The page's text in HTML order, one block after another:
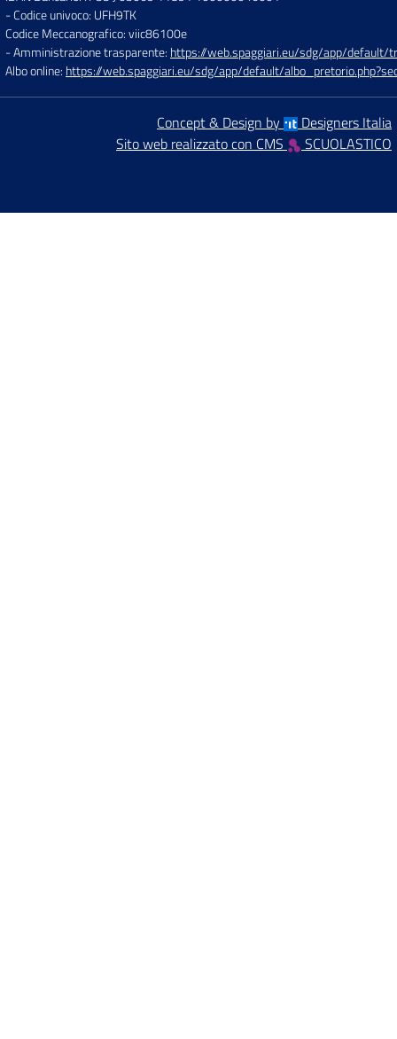
- Codice univoco: UFH9TK
Codice Meccanografico: viic86100e
- Amministrazione trasparente: https://web.spaggiari.eu/sdg/app/default/
Albo online: https://web.spaggiari.eu/sdg/app/default/
Concept & Design by
Designers Italia
Sito web realizzato con CMS
SCUOLASTICO